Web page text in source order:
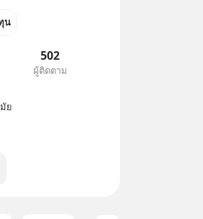
น
502
ผู้ติดตาม
ย